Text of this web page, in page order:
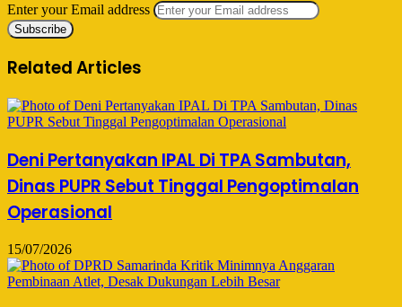
Enter your Email address
Related Articles
Deni Pertanyakan IPAL Di TPA Sambutan,
Dinas PUPR Sebut Tinggal Pengoptimalan
Operasional
15/07/2026